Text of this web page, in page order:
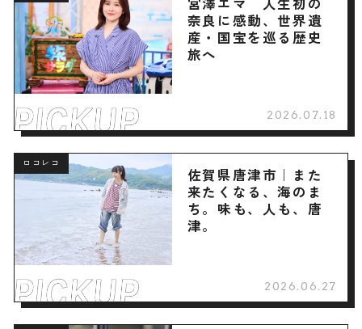
奈良に感動、世界遺
産・国宝を巡る歴史
旅へ
2026.07.18
ロコレコ
佐賀県唐津市｜また
来たくなる、海のま
ち。味も、人も、唐
津。
2026.06.27